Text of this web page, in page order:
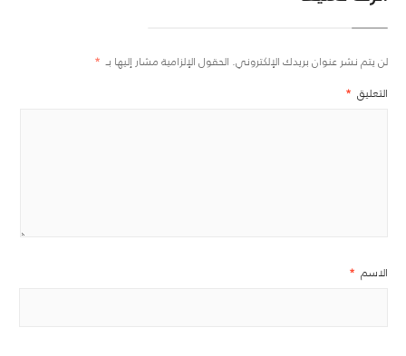
لن يتم نشر عنوان بريدك الإلكتروني. الحقول الإلزامية مشار إليها بـ *
التعليق *
الاسم *